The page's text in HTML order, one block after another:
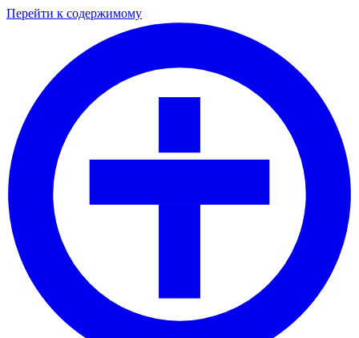
Перейти к содержимому